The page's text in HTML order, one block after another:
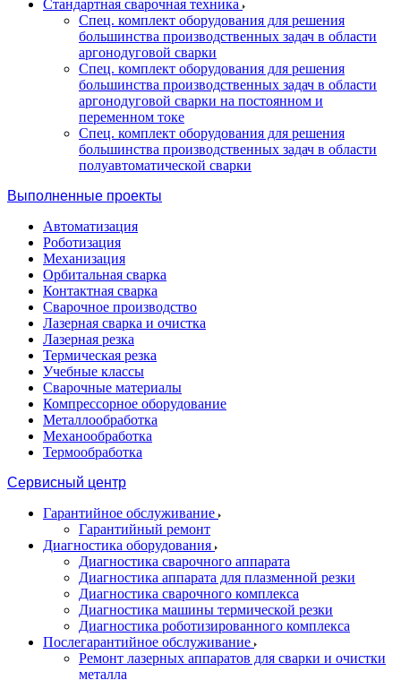
Стандартная сварочная техника
Спец. комплект оборудования для решения
большинства производственных задач в области
аргонодуговой сварки
Спец. комплект оборудования для решения
большинства производственных задач в области
аргонодуговой сварки на постоянном и
переменном токе
Спец. комплект оборудования для решения
большинства производственных задач в области
полуавтоматической сварки
Выполненные проекты
Автоматизация
Роботизация
Механизация
Орбитальная сварка
Контактная сварка
Сварочное производство
Лазерная сварка и очистка
Лазерная резка
Термическая резка
Учебные классы
Сварочные материалы
Компрессорное оборудование
Металлообработка
Механообработка
Термообработка
Сервисный центр
Гарантийное обслуживание
Гарантийный ремонт
Диагностика оборудования
Диагностика сварочного аппарата
Диагностика аппарата для плазменной резки
Диагностика сварочного комплекса
Диагностика машины термической резки
Диагностика роботизированного комплекса
Послегарантийное обслуживание
Ремонт лазерных аппаратов для сварки и очистки
металла